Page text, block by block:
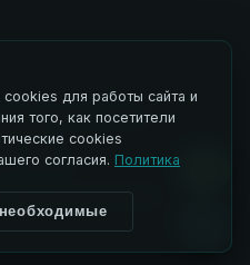
данных
→ ADV
cookies
права защищены.
cookies для работы сайта и
того, как посетители
cookies
согласия. Политика